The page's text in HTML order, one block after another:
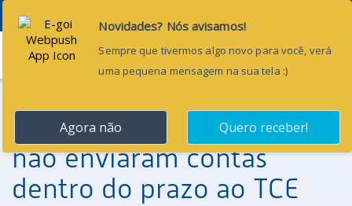
Menu
Seis gestões municipais
não enviaram contas
dentro do prazo ao TCE